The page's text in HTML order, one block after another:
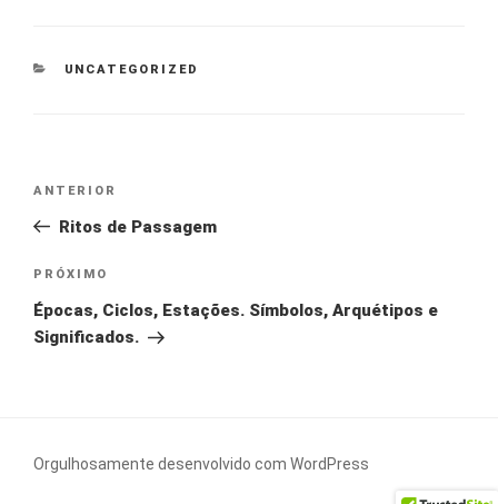
CATEGORIAS
UNCATEGORIZED
Post
Post
anterior
ANTERIOR
Ritos de Passagem
Próximo
post
PRÓXIMO
Épocas, Ciclos, Estações. Símbolos, Arquétipos e
Significados.
Orgulhosamente desenvolvido com WordPress